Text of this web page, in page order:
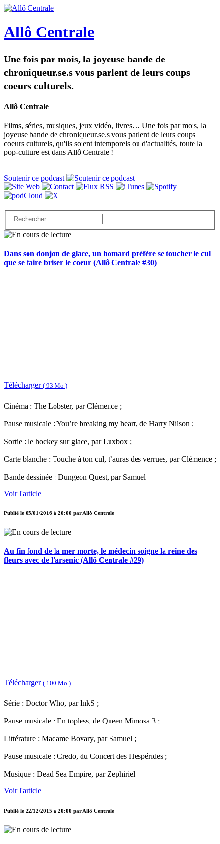
Allô Centrale
Une fois par mois, la joyeuse bande de
chroniqueur.se.s vous parlent de leurs coups
coeurs culturels.
Allô Centrale
Films, séries, musiques, jeux vidéo, livres… Une fois par mois, la
joyeuse bande de chroniqueur.se.s vous parlent de leurs coups
coeurs culturels, qu'ils soient intemporels ou d'actualités, toute la
pop-culture est dans Allô Centrale !
Soutenir ce podcast
Dans son donjon de glace, un homard préfère se toucher le cul
que se faire briser le coeur (Allô Centrale #30)
Télécharger ( 93 Mo )
Cinéma : The Lobster, par Clémence ;
Pause musicale : You’re breaking my heart, de Harry Nilson ;
Sortie : le hockey sur glace, par Luxbox ;
Carte blanche : Touche à ton cul, t’auras des verrues, par Clémence ;
Bande dessinée : Dungeon Quest, par Samuel
Voir l'article
Publié le 05/01/2016 à 20:00 par Allô Centrale
Au fin fond de la mer morte, le médecin soigne la reine des
fleurs avec de l'arsenic (Allô Centrale #29)
Télécharger ( 100 Mo )
Série : Doctor Who, par InkS ;
Pause musicale : En topless, de Queen Mimosa 3 ;
Littérature : Madame Bovary, par Samuel ;
Pause musicale : Credo, du Concert des Hespérides ;
Musique : Dead Sea Empire, par Zephiriel
Voir l'article
Publié le 22/12/2015 à 20:00 par Allô Centrale